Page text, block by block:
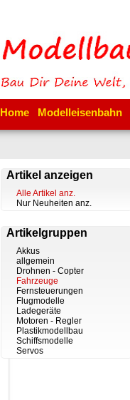
Home Modelleisenbahn
Artikel anzeigen
Alle Artikel anz.
Nur Neuheiten anz.
Artikelgruppen
Akkus
allgemein
Drohnen - Copter
Fahrzeuge
Fernsteuerungen
Flugmodelle
Ladegeräte
Motoren - Regler
Plastikmodellbau
Schiffsmodelle
Servos